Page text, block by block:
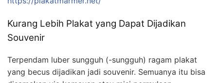
Kurang Lebih Plakat yang Dapat Dijadikan
Souvenir
Terpendam luber sungguh (-sungguh) ragam plakat
yang becus dijadikan jadi souvenir. Semuanya itu bisa